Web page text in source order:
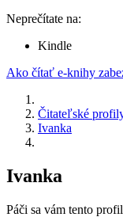
Neprečítate na:
Kindle
Ako čítať e-knihy
Čitateľské
Ivanka
Ivanka
Páči sa vám tento